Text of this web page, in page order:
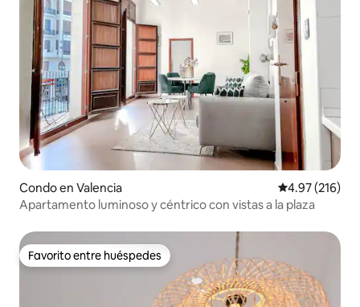
Condo en Valencia Calificación
4.97 (216)
Apartamento luminoso y céntrico con vistas a la plaza
Favorito entre huéspedes
Favorito entre huéspedes